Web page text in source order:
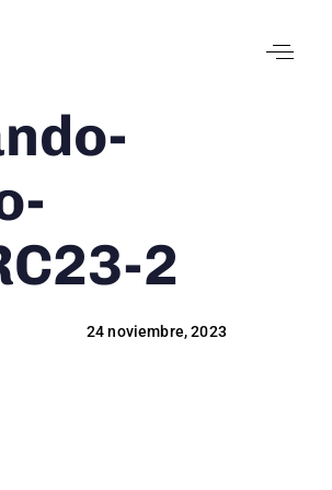
2
24 noviembre, 2023